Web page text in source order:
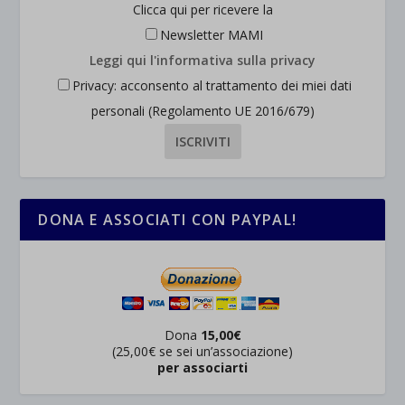
Clicca qui per ricevere la
Newsletter MAMI
Leggi qui l'informativa sulla privacy
Privacy: acconsento al trattamento dei miei dati
personali (Regolamento UE 2016/679)
DONA E ASSOCIATI CON PAYPAL!
Dona 15,00€
(25,00€ se sei un’associazione)
per associarti